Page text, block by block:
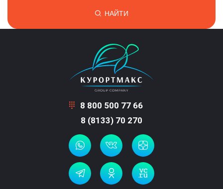
НАЙТИ
8 800 500 77 66
8 (8133) 70 270